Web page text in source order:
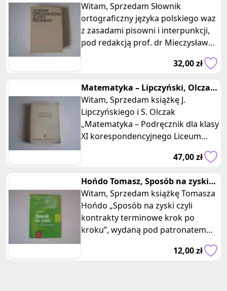
polskiego, Mieczysław Szymczak
Witam, Sprzedam Słownik
ortograficzny języka polskiego waz
z zasadami pisowni i interpunkcji,
pod redakcją prof. dr Mieczysława
32,00 zł
Matematyka – Lipczyński, Olczak
– podręcznik IX klasa koresp
Witam, Sprzedam książkę J.
Lipczyńskiego i S. Olczak
„Matematyka – Podręcznik dla klasy
XI korespondencyjnego Liceum
47,00 zł
Hońdo Tomasz, Sposób na zyski
czyli kontrakty terminowe krok
Witam, Sprzedam książkę Tomasza
Hońdo „Sposób na zyski czyli
kontrakty terminowe krok po
kroku”, wydaną pod patronatem
12,00 zł